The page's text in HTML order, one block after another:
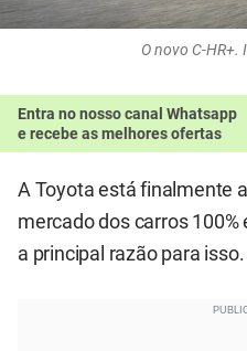
O novo C-HR+.
Entra no nosso canal Whatsapp
e recebe as melhores ofertas
A Toyota está finalmente
mercado dos carros 100%
a principal razão para isso.